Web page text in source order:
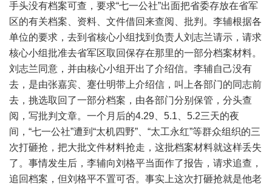
手头没有档案可查，要求“七一公社”出面把省委存放在省军
区的有关档案、资料、文件借回来查阅、批判。李辅根据各
单位的要求，去到省核心小组找到负责人刘志兰请示，请求
核心小组批准去省军区取回保存在那里的一部分档案材料。
刘志兰同意，并由核心小组开出了介绍信。李辅自己没有
去，是由张嘉宾、蹇仕明带上介绍信，叫上各部门的同志前
去，挑选取回了一部分档案，由各部门分别保管，分头查
阅，写批判文章。一个月后的4.29、5.1、5.2三天的夜
间，“七一公社”遭到“太机四野”、“太工永红”等群众组织的三
次打砸抢，把大批文件材料抢走，这批档案材料就这样丢失
了。事情发生后，李辅向刘格平当面作了报告，请求追查，
追回档案，但刘格平不置可否。事实上这次打砸抢就是他老